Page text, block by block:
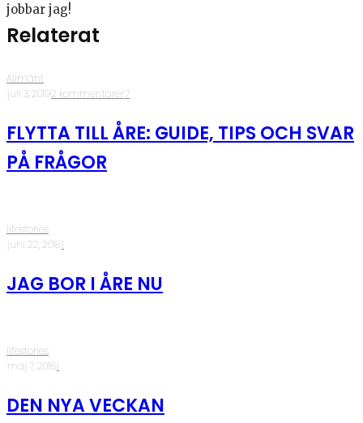
jobbar jag!
Relaterat
Allmänt
·juli 3, 2019·2 kommentarer·7
FLYTTA TILL ÅRE: GUIDE, TIPS OCH SVAR
PÅ FRÅGOR
lifestories
·juni 22, 2018·1
JAG BOR I ÅRE NU
lifestories
·maj 7, 2018·1
DEN NYA VECKAN